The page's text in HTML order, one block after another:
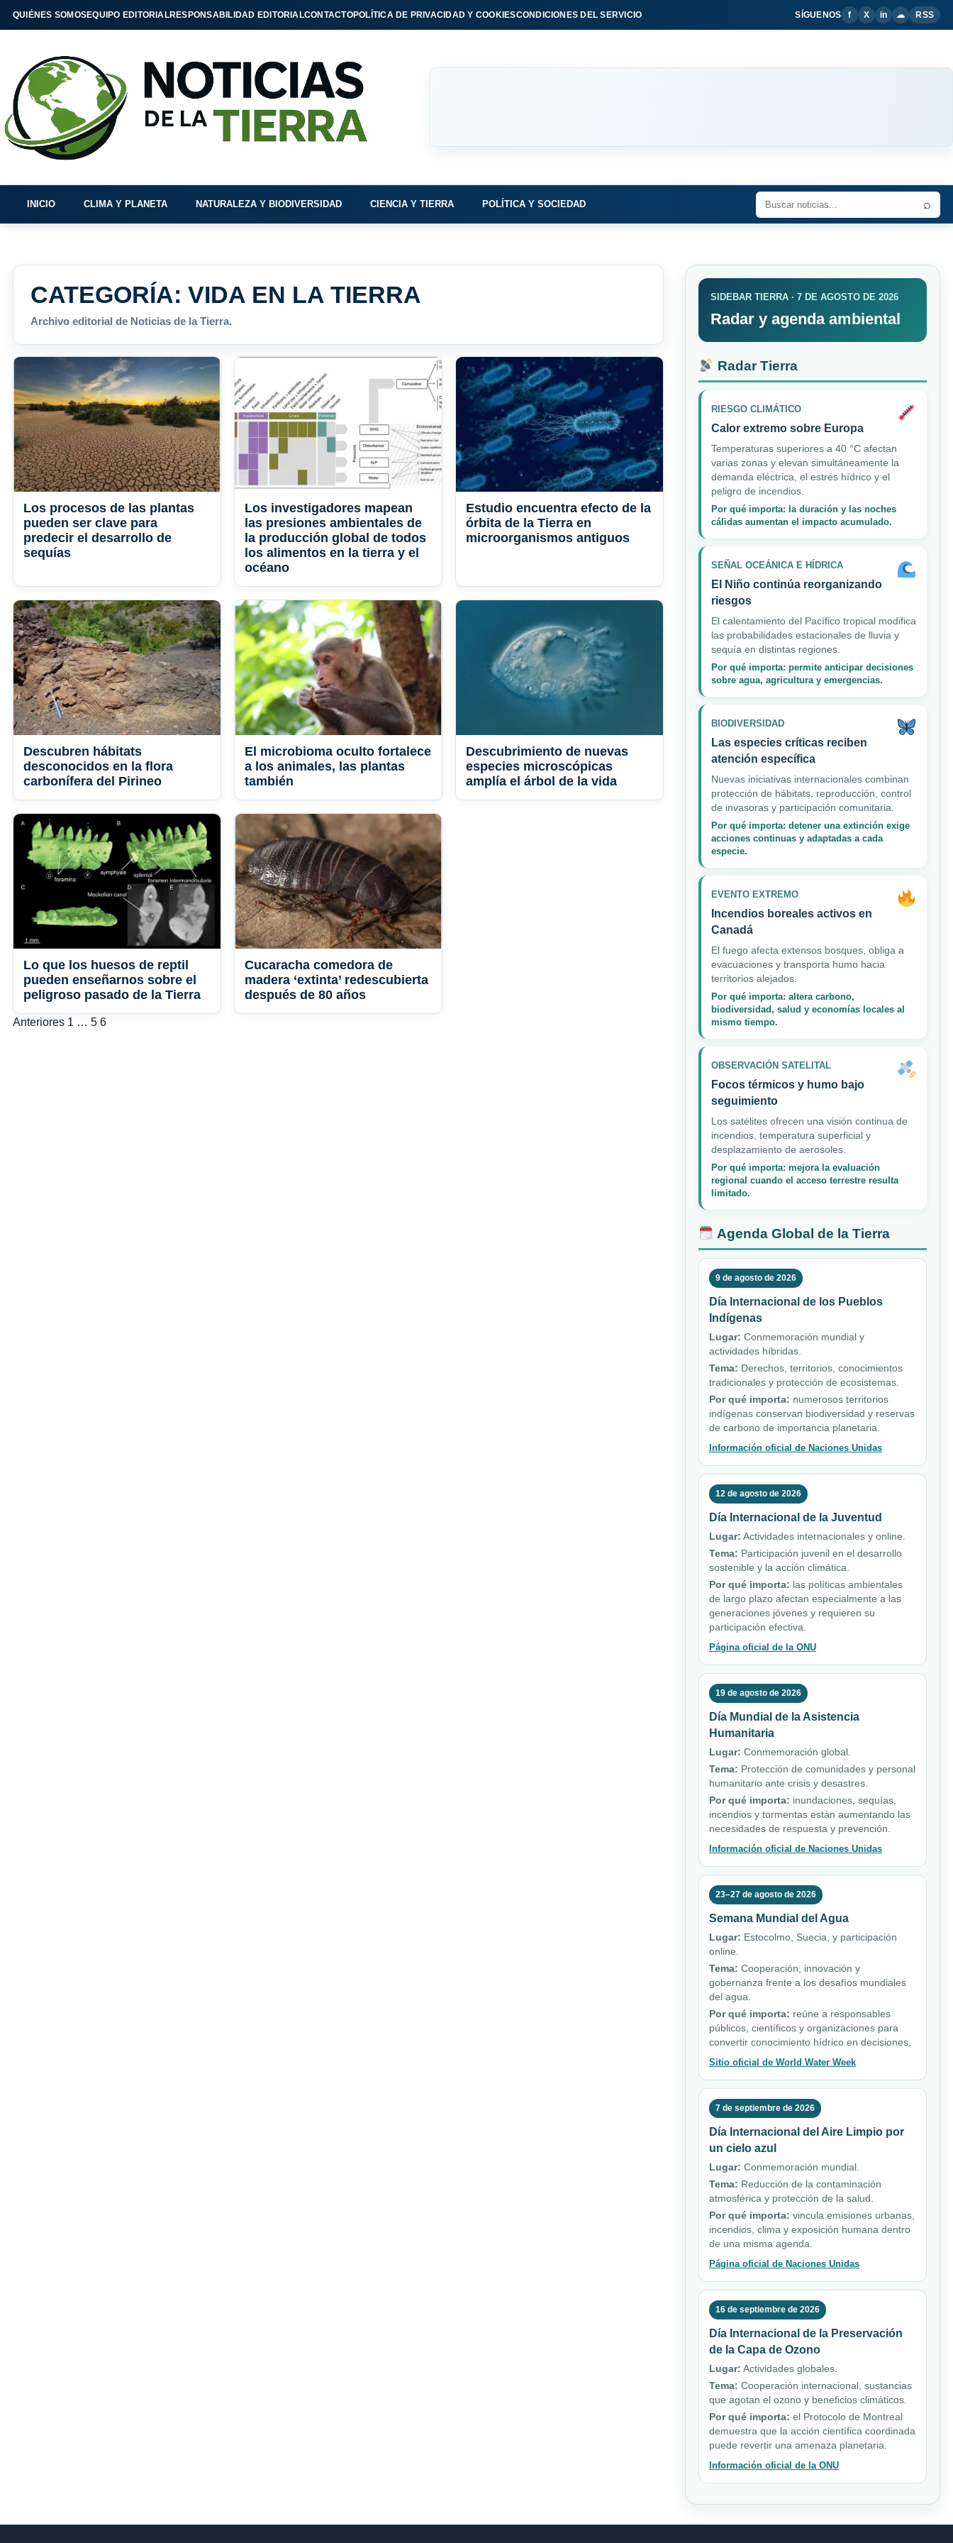
QUIÉNES SOMOSEQUIPO EDITORIALRESPONSABILIDAD EDITORIALCONTACTOPOLÍTICA DE PRIVACIDAD Y COOKIESCONDICIONES DEL SERVICIO SÍGUENOS f X in ☁ RSS
INICIO CLIMA Y PLANETA NATURALEZA Y BIODIVERSIDAD CIENCIA Y TIERRA POLÍTICA Y SOCIEDAD ⌕
CATEGORÍA: VIDA EN LA TIERRA
Archivo editorial de Noticias de la Tierra.
Los procesos de las plantas
pueden ser clave para
predecir el desarrollo de
sequías
Los investigadores mapean
las presiones ambientales de
la producción global de todos
los alimentos en la tierra y el
océano
Estudio encuentra efecto de la
órbita de la Tierra en
microorganismos antiguos
Descubren hábitats
desconocidos en la flora
carbonífera del Pirineo
El microbioma oculto fortalece
a los animales, las plantas
también
Descubrimiento de nuevas
especies microscópicas
amplía el árbol de la vida
Lo que los huesos de reptil
pueden enseñarnos sobre el
peligroso pasado de la Tierra
Cucaracha comedora de
madera ‘extinta’ redescubierta
después de 80 años
Paginación
Anteriores 1 … 5 6
SIDEBAR TIERRA · 7 DE AGOSTO DE 2026
Radar y agenda ambiental
Radar Tierra
RIESGO CLIMÁTICO
Calor extremo sobre Europa
Temperaturas superiores a 40 °C afectan
varias zonas y elevan simultáneamente la
demanda eléctrica, el estrés hídrico y el
peligro de incendios.
Por qué importa: la duración y las noches
cálidas aumentan el impacto acumulado.
SEÑAL OCEÁNICA E HÍDRICA
El Niño continúa reorganizando
riesgos
El calentamiento del Pacífico tropical modifica
las probabilidades estacionales de lluvia y
sequía en distintas regiones.
Por qué importa: permite anticipar decisiones
sobre agua, agricultura y emergencias.
BIODIVERSIDAD
Las especies críticas reciben
atención específica
Nuevas iniciativas internacionales combinan
protección de hábitats, reproducción, control
de invasoras y participación comunitaria.
Por qué importa: detener una extinción exige
acciones continuas y adaptadas a cada
especie.
EVENTO EXTREMO
Incendios boreales activos en
Canadá
El fuego afecta extensos bosques, obliga a
evacuaciones y transporta humo hacia
territorios alejados.
Por qué importa: altera carbono,
biodiversidad, salud y economías locales al
mismo tiempo.
OBSERVACIÓN SATELITAL
Focos térmicos y humo bajo
seguimiento
Los satélites ofrecen una visión continua de
incendios, temperatura superficial y
desplazamiento de aerosoles.
Por qué importa: mejora la evaluación
regional cuando el acceso terrestre resulta
limitado.
Agenda Global de la Tierra
9 de agosto de 2026
Día Internacional de los Pueblos
Indígenas
Lugar: Conmemoración mundial y
actividades híbridas.
Tema: Derechos, territorios, conocimientos
tradicionales y protección de ecosistemas.
Por qué importa: numerosos territorios
indígenas conservan biodiversidad y reservas
de carbono de importancia planetaria.
Información oficial de Naciones Unidas
12 de agosto de 2026
Día Internacional de la Juventud
Lugar: Actividades internacionales y online.
Tema: Participación juvenil en el desarrollo
sostenible y la acción climática.
Por qué importa: las políticas ambientales
de largo plazo afectan especialmente a las
generaciones jóvenes y requieren su
participación efectiva.
Página oficial de la ONU
19 de agosto de 2026
Día Mundial de la Asistencia
Humanitaria
Lugar: Conmemoración global.
Tema: Protección de comunidades y personal
humanitario ante crisis y desastres.
Por qué importa: inundaciones, sequías,
incendios y tormentas están aumentando las
necesidades de respuesta y prevención.
Información oficial de Naciones Unidas
23–27 de agosto de 2026
Semana Mundial del Agua
Lugar: Estocolmo, Suecia, y participación
online.
Tema: Cooperación, innovación y
gobernanza frente a los desafíos mundiales
del agua.
Por qué importa: reúne a responsables
públicos, científicos y organizaciones para
convertir conocimiento hídrico en decisiones.
Sitio oficial de World Water Week
7 de septiembre de 2026
Día Internacional del Aire Limpio por
un cielo azul
Lugar: Conmemoración mundial.
Tema: Reducción de la contaminación
atmosférica y protección de la salud.
Por qué importa: vincula emisiones urbanas,
incendios, clima y exposición humana dentro
de una misma agenda.
Página oficial de Naciones Unidas
16 de septiembre de 2026
Día Internacional de la Preservación
de la Capa de Ozono
Lugar: Actividades globales.
Tema: Cooperación internacional, sustancias
que agotan el ozono y beneficios climáticos.
Por qué importa: el Protocolo de Montreal
demuestra que la acción científica coordinada
puede revertir una amenaza planetaria.
Información oficial de la ONU